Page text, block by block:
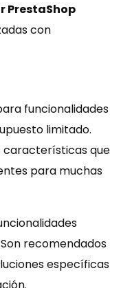
PrestaShop
con
funcionalidades
limitado.
características que
para muchas
recomendados
específicas